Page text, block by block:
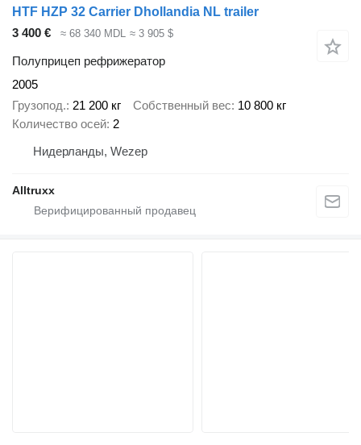
HTF HZP 32 Carrier Dhollandia NL trailer
3 400 €
≈ 68 340 MDL ≈ 3 905 $
Полуприцеп рефрижератор
2005
Грузопод. 21 200 кг Собственный вес 10 800 кг
Количество осей 2
Нидерланды, Wezep
Alltruxx